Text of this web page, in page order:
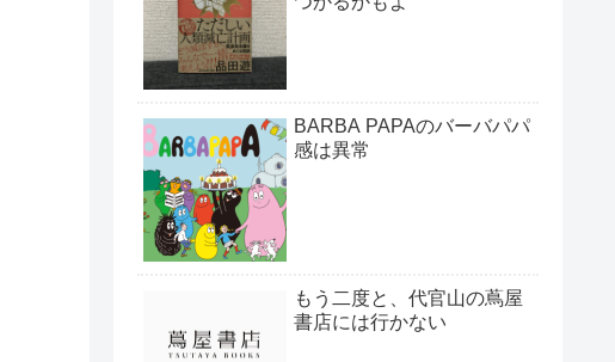
BARBA PAPAのバーバパパ
感は異常
もう二度と、代官山の蔦屋
書店には行かない